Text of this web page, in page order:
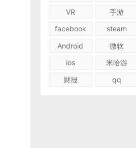
VR
手游
facebook
steam
Android
微软
ios
米哈游
财报
qq